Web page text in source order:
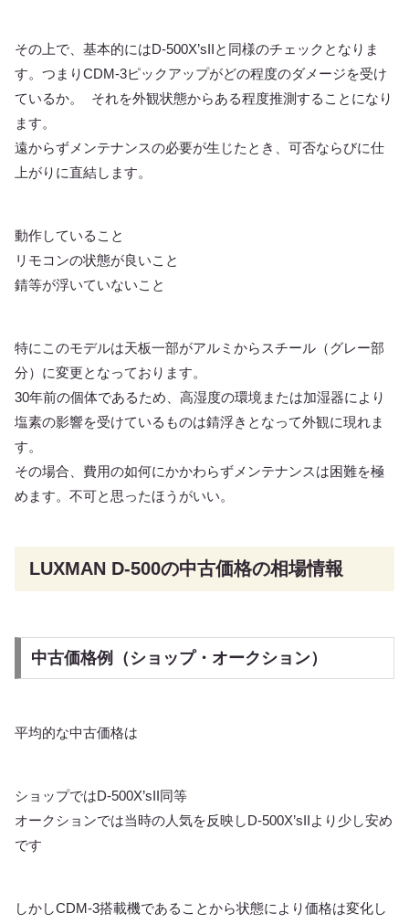
その上で、基本的にはD-500X’sIIと同様のチェックとなりま
す。つまりCDM-3ピックアップがどの程度のダメージを受け
ているか。 それを外観状態からある程度推測することになり
ます。
遠からずメンテナンスの必要が生じたとき、可否ならびに仕
上がりに直結します。
動作していること
リモコンの状態が良いこと
錆等が浮いていないこと
特にこのモデルは天板一部がアルミからスチール（グレー部
分）に変更となっております。
30年前の個体であるため、高湿度の環境または加湿器により
塩素の影響を受けているものは錆浮きとなって外観に現れま
す。
その場合、費用の如何にかかわらずメンテナンスは困難を極
めます。不可と思ったほうがいい。
LUXMAN D-500の中古価格の相場情報
中古価格例（ショップ・オークション）
平均的な中古価格は
ショップではD-500X’sII同等
オークションでは当時の人気を反映しD-500X’sIIより少し安め
です
しかしCDM-3搭載機であることから状態により価格は変化し